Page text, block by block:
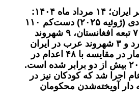
سازمان حقوق بشر ایران؛ ۱۴ مرداد ماه ۱۴۰۴:
در ماه گذشته میلادی (ژوئیه ۲۰۲۵) دست‌کم ۱۱۰
نفر، شامل ۱ زن، ۷ تبعه افغانستان، ۹ شهروند
بلوچ، ۴ شهروند کُرد و ۳ شهروند عرب در ایران
اعدام شدند. این آمار در مقایسه با ۴۸ اعدام در
ماه ژوئیه سال ۲۰۲۴ بیش از دو برابر شده است.
اجرا شد که کودکان نیز در
دار آویخته‌شدن محکومان